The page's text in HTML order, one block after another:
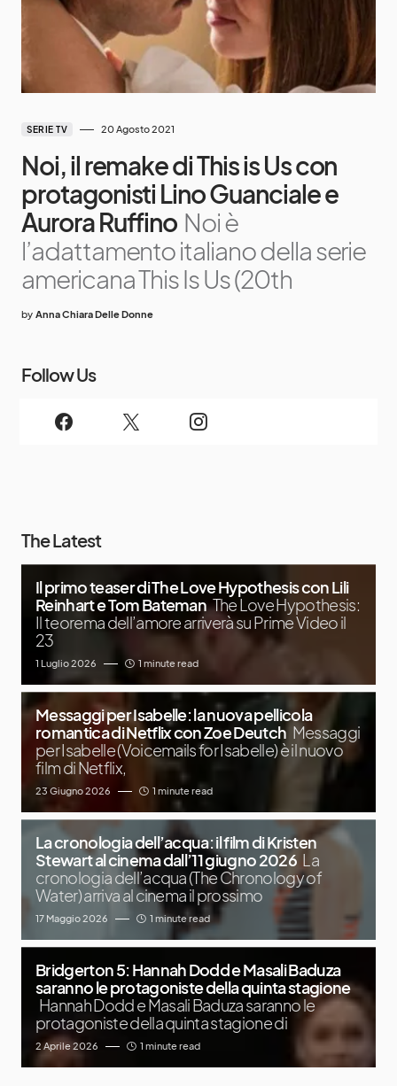
SERIE TV 20 Agosto 2021
Noi, il remake di This is Us con
protagonisti Lino Guanciale e
Aurora Ruffino Noi è
l’adattamento italiano della serie
americana This Is Us (20th
by Anna Chiara Delle Donne
Follow Us
The Latest
Il primo teaser di The Love Hypothesis con Lili
Reinhart e Tom Bateman The Love Hypothesis:
Il teorema dell’amore arriverà su Prime Video il
23
1 Luglio 2026 1 minute read
Messaggi per Isabelle: la nuova pellicola
romantica di Netflix con Zoe Deutch Messaggi
per Isabelle (Voicemails for Isabelle) è il nuovo
film di Netflix,
23 Giugno 2026 1 minute read
La cronologia dell’acqua: il film di Kristen
Stewart al cinema dall’11 giugno 2026 La
cronologia dell’acqua (The Chronology of
Water) arriva al cinema il prossimo
17 Maggio 2026 1 minute read
Bridgerton 5: Hannah Dodd e Masali Baduza
saranno le protagoniste della quinta stagione
Hannah Dodd e Masali Baduza saranno le
protagoniste della quinta stagione di
2 Aprile 2026 1 minute read